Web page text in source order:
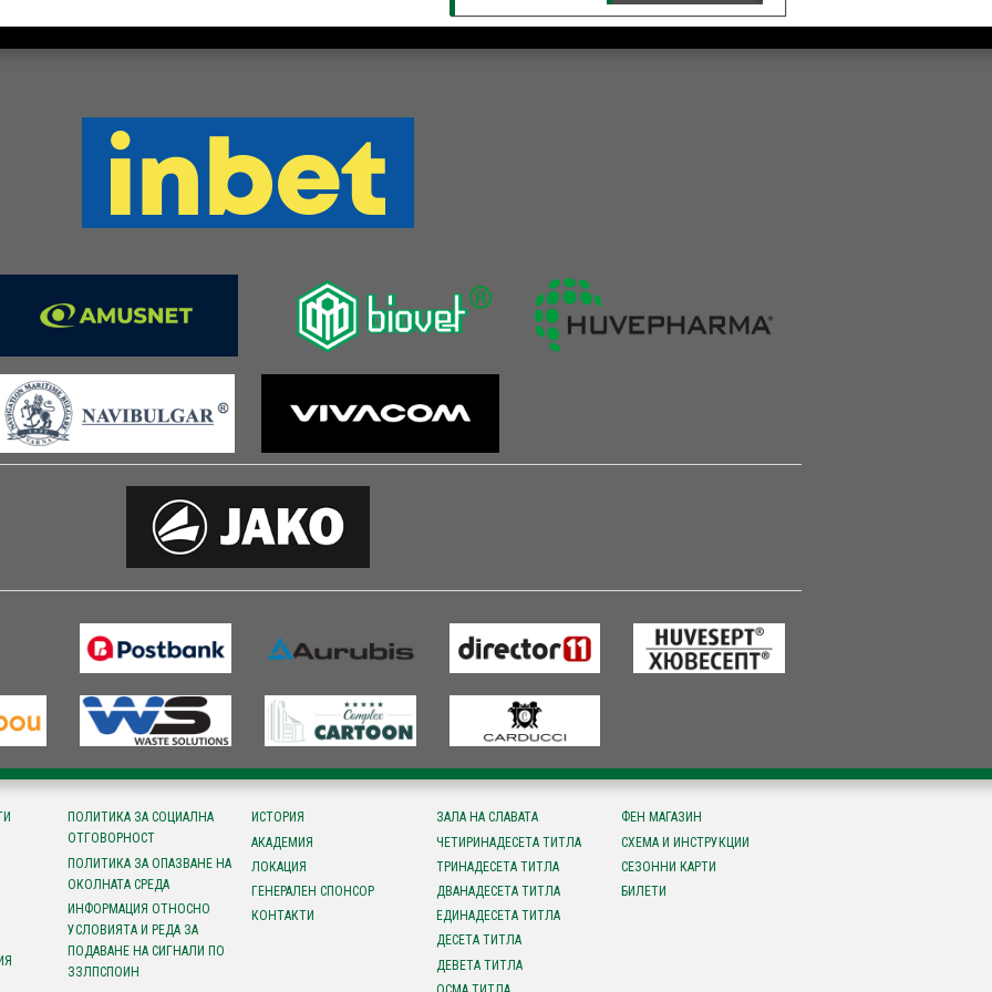
ПОЛИТИКА ЗА СОЦИАЛНА
ОТГОВОРНОСТ
ПОЛИТИКА ЗА ОПАЗВАНЕ НА
ОКОЛНАТА СРЕДА
ИНФОРМАЦИЯ ОТНОСНО
УСЛОВИЯТА И РЕДА ЗА
ПОДАВАНЕ НА СИГНАЛИ ПО
ЗЗЛПСПОИН
ИСТОРИЯ
АКАДЕМИЯ
ЛОКАЦИЯ
ГЕНЕРАЛЕН СПОНСОР
КОНТАКТИ
ЗАЛА НА СЛАВАТА
ЧЕТИРИНАДЕСЕТА ТИТЛА
ТРИНАДЕСЕТА ТИТЛА
ДВАНАДЕСЕТА ТИТЛА
ЕДИНАДЕСЕТА ТИТЛА
ДЕСЕТА ТИТЛА
ДЕВЕТА ТИТЛА
ФЕН МАГАЗИН
СХЕМА И ИНСТРУКЦИИ
СЕЗОННИ КАРТИ
БИЛЕТИ